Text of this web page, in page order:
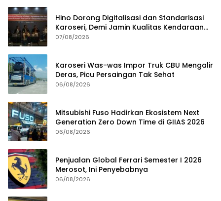
Hino Dorong Digitalisasi dan Standarisasi
Karoseri, Demi Jamin Kualitas Kendaraan
Pelanggan
07/08/2026
Karoseri Was-was Impor Truk CBU Mengalir
Deras, Picu Persaingan Tak Sehat
06/08/2026
Mitsubishi Fuso Hadirkan Ekosistem Next
Generation Zero Down Time di GIIAS 2026
06/08/2026
Penjualan Global Ferrari Semester I 2026
Merosot, Ini Penyebabnya
06/08/2026